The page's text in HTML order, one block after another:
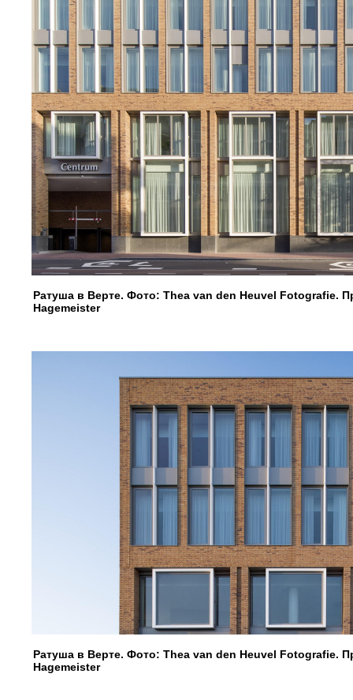
Ратуша в Верте. Фото: Thea van den Heuvel Fotografie.
Hagemeister
Ратуша в Верте. Фото: Thea van den Heuvel Fotografie.
Hagemeister